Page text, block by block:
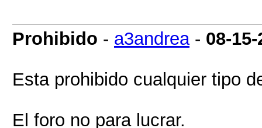
Prohibido - a3andrea- 08-
Esta prohibido cualquier tipo
El foro no para lucrar.